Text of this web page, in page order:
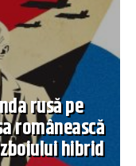
rusă pe
românească
hibrid